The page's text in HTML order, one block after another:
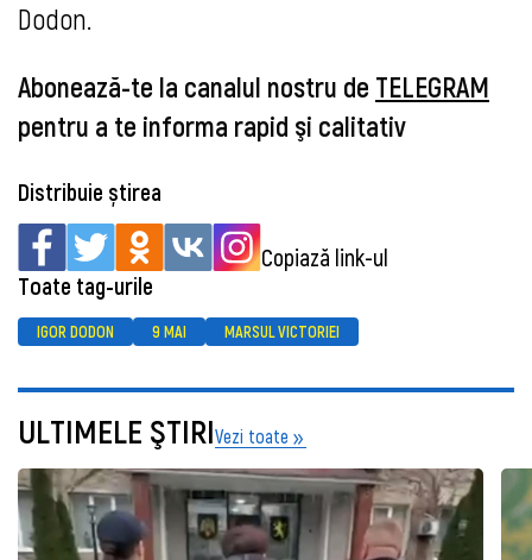
Dodon.
Abonează-te la canalul nostru de TELEGRAM
pentru a te informa rapid şi calitativ
Distribuie știrea
Copiază link-ul
Toate tag-urile
IGOR DODON 9 MAI MARSUL VICTORIEI
ULTIMELE ŞTIRIVezi toate